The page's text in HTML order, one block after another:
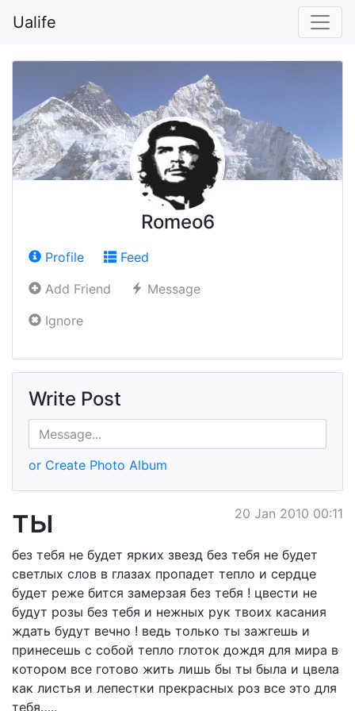
Ualife
Romeo6
Profile
Feed
Add Friend
Message
Ignore
Write Post
or Create Photo Album
20 Jan 2010 00:11
ты
без тебя не будет ярких звезд без тебя не будет
светлых слов в глазах пропадет тепло и сердце
будет реже бится замерзая без тебя ! цвести не
будут розы без тебя и нежных рук твоих касания
ждать будут вечно ! ведь только ты зажгешь и
принесешь с собой тепло глоток дождя для мира в
котором все готово жить лишь бы ты была и цвела
как листья и лепестки прекрасных роз все это для
тебя…..